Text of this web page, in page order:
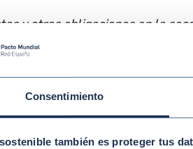
Consentimiento
sostenible también es proteger tus
y otras obligaciones en la
de IA existen
físicas sean informadas
en un formato legible por